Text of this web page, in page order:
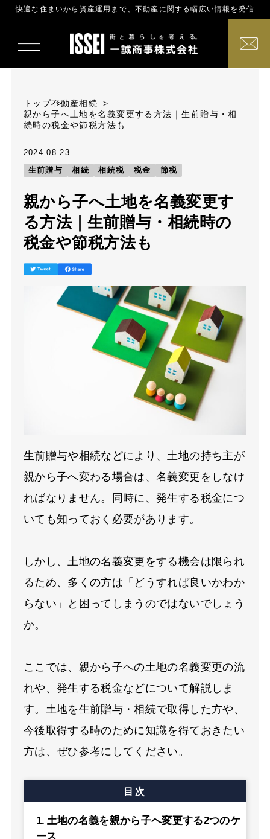
快適な住まいから資産運用まで、不動産に関する幅広い情報を発信
トップ不動産相続
親から子へ土地を名義変更する方法｜生前贈与・相
続時の税金や節税方法も
2024.08.23
生前贈与
相続 相続税 税金 節税
親から子へ土地を名義変更す
る方法｜生前贈与・相続時の
税金や節税方法も
生前贈与や相続などにより、土地の持ち主が
親から子へ変わる場合は、名義変更をしなけ
ればなりません。同時に、発生する税金につ
いても知っておく必要があります。
しかし、土地の名義変更をする機会は限られ
るため、多くの方は「どうすれば良いかわか
らない」と困ってしまうのではないでしょう
か。
ここでは、親から子への土地の名義変更の流
れや、発生する税金などについて解説しま
す。土地を生前贈与・相続で取得した方や、
今後取得する時のために知識を得ておきたい
方は、ぜひ参考にしてください。
目次
土地の名義を親から子へ変更する2つのケ
ース